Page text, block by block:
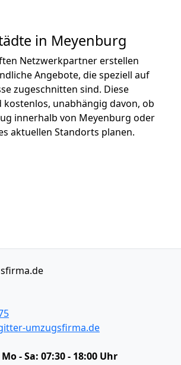
in Meyenburg
Netzwerkpartner erstellen
Angebote, die speziell auf
zugeschnitten sind. Diese
kostenlos, unabhängig davon, ob
innerhalb von Meyenburg oder
aktuellen Standorts planen.
umzugsfirma.de
Mo - Sa: 07:30 - 18:00 Uhr